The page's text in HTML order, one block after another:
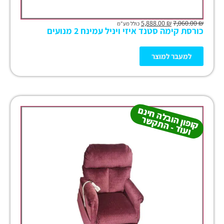
₪
7,060.00
₪ כולל מע"מ
כורסת קימה סטנד איזי ויניל עמינח 2 מנועים
למעבר למוצר
קו
פון
הו
ב
ל
ה
חינ
ם
ו
עו
ד -
ה
ת
ק
ש
ר